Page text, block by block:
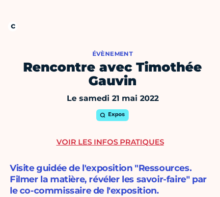
ÉVÈNEMENT
Rencontre avec Timothée
Gauvin
Le samedi 21 mai 2022
Expos
Visite guidée de l'exposition "Ressources.
Filmer la matière, révéler les savoir-faire" par
le co-commissaire de l'exposition.
VOIR LES INFOS PRATIQUES